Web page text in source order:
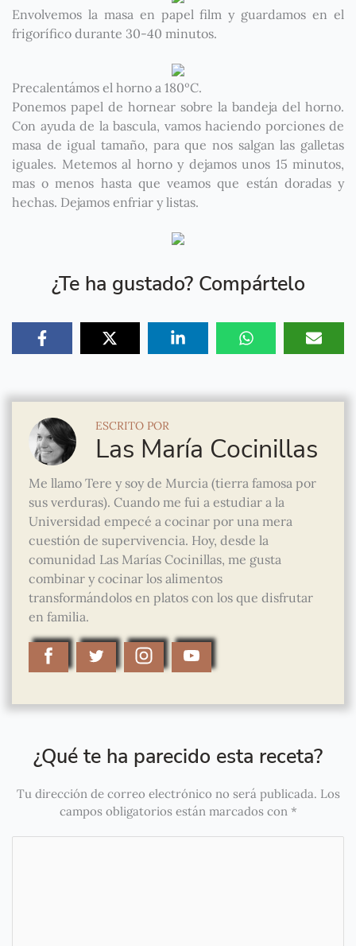
Envolvemos la masa en papel film y guardamos en el
frigorífico durante 30-40 minutos.
Precalentámos el horno a 180ºC.
Ponemos papel de hornear sobre la bandeja del horno.
Con ayuda de la bascula, vamos haciendo porciones de
masa de igual tamaño, para que nos salgan las galletas
iguales. Metemos al horno y dejamos unos 15 minutos,
mas o menos hasta que veamos que están doradas y
hechas. Dejamos enfriar y listas.
¿Te ha gustado? Compártelo
ESCRITO POR
Las María Cocinillas
Me llamo Tere y soy de Murcia (tierra famosa por
sus verduras). Cuando me fui a estudiar a la
Universidad empecé a cocinar por una mera
cuestión de supervivencia. Hoy, desde la
comunidad Las Marías Cocinillas, me gusta
combinar y cocinar los alimentos
transformándolos en platos con los que disfrutar
en familia.
¿Qué te ha parecido esta receta?
Tu dirección de correo electrónico no será publicada. Los
campos obligatorios están marcados con *